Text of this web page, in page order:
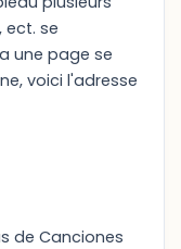
ect. se
une page se
voici l'adresse
de Canciones